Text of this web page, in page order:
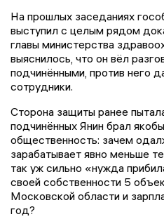
На прошлых заседаниях
выступил с целым рядом
главы министерства
выяснилось, что он вёл
подчинёнными, против него
сотрудники.
Сторона защиты ранее
подчинённых Янин брал
общественность: зачем
зарабатывает явно меньше
так уж сильно «нужда
своей собственности 5
Московской области и
год?